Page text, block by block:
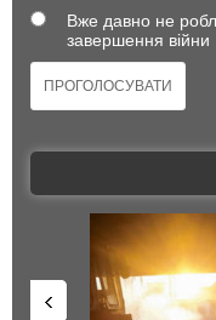
Вже давно не
завершення війни